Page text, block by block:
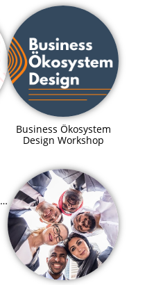
Business Ökosystem
Design Workshop